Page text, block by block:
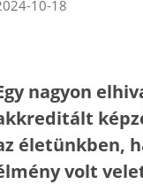
10-18
nagyon
életünkben,
volt